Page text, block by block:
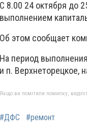
С 8.00 24 октября до
выполнением
Об этом сообщает
На период
и п. Верхнеторецкое,
Якщо ви помітили помилку,
#ДФС #ремонт